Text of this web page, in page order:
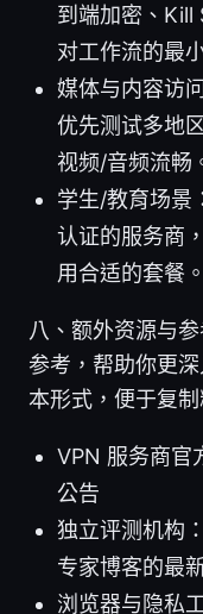
到端加密、Kill
对工作流的最
媒体与内容访
优先测试多地
视频/音频流畅
学生/教育场景
认证的服务商
用合适的套餐。
八、额外资源与
参考，帮助你更
本形式，便于复制
VPN 服务商官
公告
独立评测机构
专家博客的最
浏览器与隐私